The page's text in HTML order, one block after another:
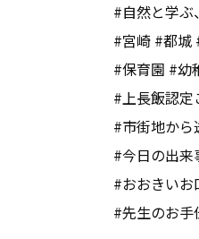
#自然と学
#宮崎 #都城
#保育園 #幼
#上長飯認
#市街地か
#今日の出
#おおきいお
#先生のお手